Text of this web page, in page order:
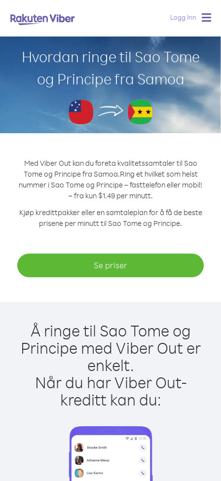
Logg Inn
Hvordan ringe til Sao Tome
og Principe fra Samoa
Med Viber Out kan du foreta kvalitetssamtaler til Sao
Tome og Principe fra Samoa.Ring et hvilket som helst
nummer i Sao Tome og Principe – fasttelefon eller mobil!
– fra kun $1.49 per minutt.
Kjøp kredittpakker eller en samtaleplan for å få de beste
prisene per minutt til Sao Tome og Principe.
Se priser
Å ringe til Sao Tome og
Principe med Viber Out er
enkelt.
Når du har Viber Out-
kreditt kan du: